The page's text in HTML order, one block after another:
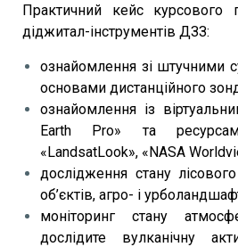
Практичний кейс курсового
діджитал-інструментів ДЗЗ:
ознайомлення зі штучними
основами дистанційного
ознайомлення із
Earth Pro» та
«LandsatLook», «NASA
дослідження стану
об’єктів, агро- і
моніторинг стану
дослідите вулканічну